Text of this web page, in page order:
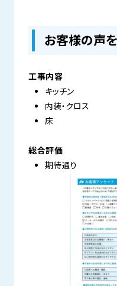
お客様の声
工事内容
キッチン
内装・クロス
床
総合評価
期待通り